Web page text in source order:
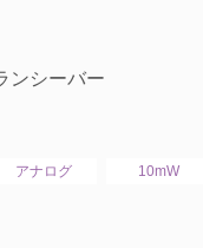
ンシーバー
アナログ 10mW